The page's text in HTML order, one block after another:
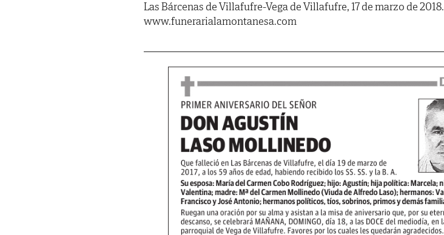
Las Bárcenas de Villafufre-Vega de Villafufre, 17 de marzo de 2018.
www.funerarialamontanesa.com